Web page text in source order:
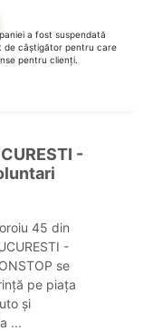
a fost suspendată
de câștigător pentru care
pentru clienți.
-
45 din
-
se
pe piața
și
...